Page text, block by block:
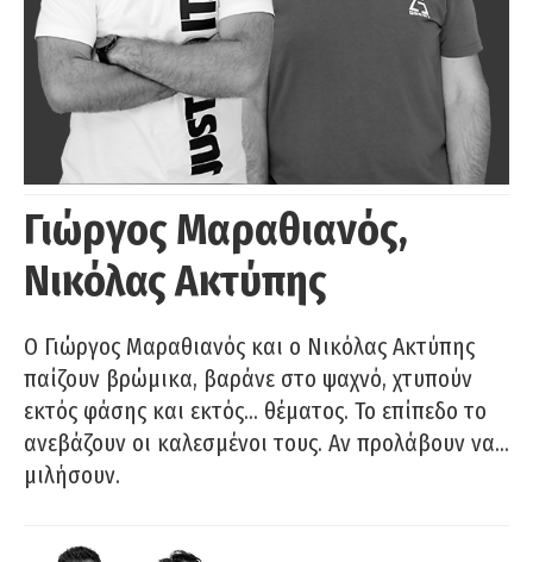
Γιώργος Μαραθιανός,
Νικόλας Ακτύπης
Ο Γιώργος Μαραθιανός και ο Νικόλας Ακτύπης
παίζουν βρώμικα, βαράνε στο ψαχνό, χτυπούν
εκτός φάσης και εκτός… θέματος. Το επίπεδο το
ανεβάζουν οι καλεσμένοι τους. Αν προλάβουν να…
μιλήσουν.